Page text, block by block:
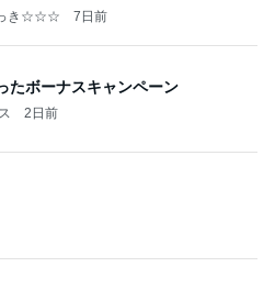
き☆☆☆ 7日前
たボーナスキャンペーン
2日前